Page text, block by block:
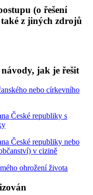
(o řešení
z jiných zdrojů
jak je řešit
nebo církevního
České republiky s
České republiky nebo
v cizině
ohrožení života